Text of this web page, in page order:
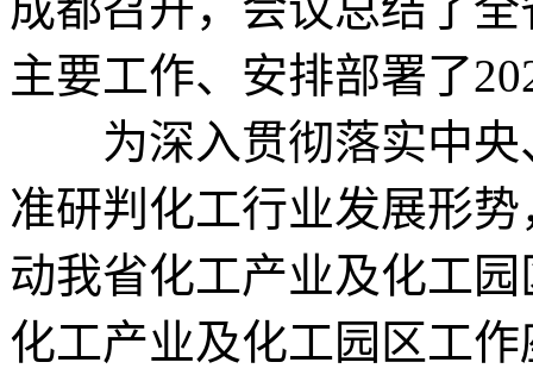
主要工作、安排部署了
为深入贯彻落实中央
准研判化工行业发展形
动我省化工产业及化工
化工产业及化工园区工